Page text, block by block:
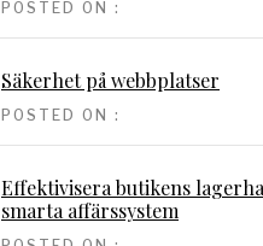
POSTED ON :
Säkerhet på webbplatser
POSTED ON :
Effektivisera butikens
smarta affärssystem